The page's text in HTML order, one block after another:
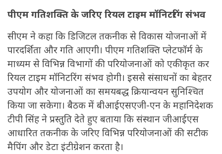
पीएम गतिशक्ति के जरिए रियल टाइम मॉनिटरिंग संभव
सीएम ने कहा कि डिजिटल तकनीक से विकास योजनाओं में
पारदर्शिता और गति आएगी। पीएम गतिशक्ति प्लेटफॉर्म के
माध्यम से विभिन्न विभागों की परियोजनाओं को एकीकृत कर
रियल टाइम मॉनिटरिंग संभव होगी। इससे संसाधनों का बेहतर
उपयोग और योजनाओं का समयबद्ध क्रियान्वयन सुनिश्चित
किया जा सकेगा। बैठक में बीआईएसएजी-एन के महानिदेशक
टीपी सिंह ने प्रस्तुति देते हुए बताया कि संस्थान जीआईएस
आधारित तकनीक के जरिए विभिन्न परियोजनाओं की सटीक
मैपिंग और डेटा इंटीग्रेशन करता है।